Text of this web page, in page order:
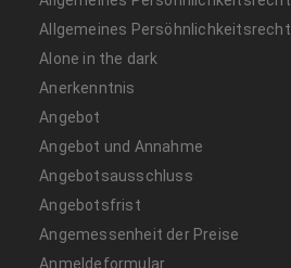
Allgemeines Persöhnlichkeitsrecht
Alone in the dark
Anerkenntnis
Angebot
Angebot und Annahme
Angebotsausschluss
Angebotsfrist
Angemessenheit der Preise
Anmeldeformular